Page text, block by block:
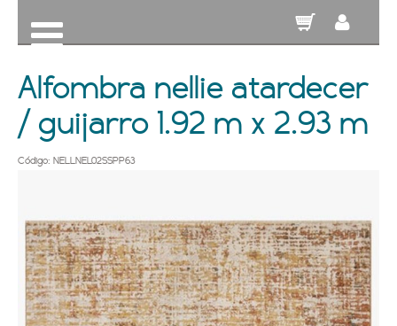
Alfombra nellie atardecer
/ guijarro 1.92 m x 2.93 m
Código: NELLNEL02SSPP63